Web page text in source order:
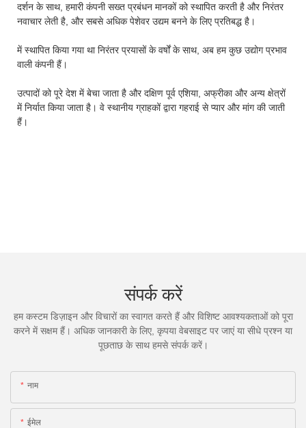
दर्शन के साथ, हमारी कंपनी सख्त प्रबंधन मानकों को स्थापित करती है और निरंतर
नवाचार लेती है, और सबसे अधिक पेशेवर उद्यम बनने के लिए प्रतिबद्ध है।
में स्थापित किया गया था निरंतर प्रयासों के वर्षों के साथ, अब हम कुछ उद्योग प्रभाव
वाली कंपनी हैं।
उत्पादों को पूरे देश में बेचा जाता है और दक्षिण पूर्व एशिया, अफ्रीका और अन्य क्षेत्रों
में निर्यात किया जाता है। वे स्थानीय ग्राहकों द्वारा गहराई से प्यार और मांग की जाती
हैं।
संपर्क करें
हम कस्टम डिज़ाइन और विचारों का स्वागत करते हैं और विशिष्ट आवश्यकताओं को पूरा
करने में सक्षम हैं। अधिक जानकारी के लिए, कृपया वेबसाइट पर जाएं या सीधे प्रश्न या
पूछताछ के साथ हमसे संपर्क करें।
नाम
ईमेल